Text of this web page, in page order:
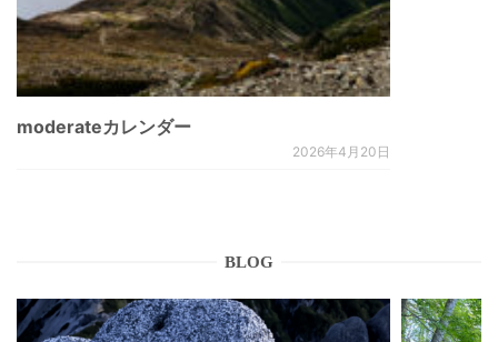
moderateカレンダー
2026年4月20日
BLOG